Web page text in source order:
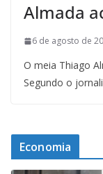
Almada
6 de agosto de
O meia Thiago
Segundo o
Economia